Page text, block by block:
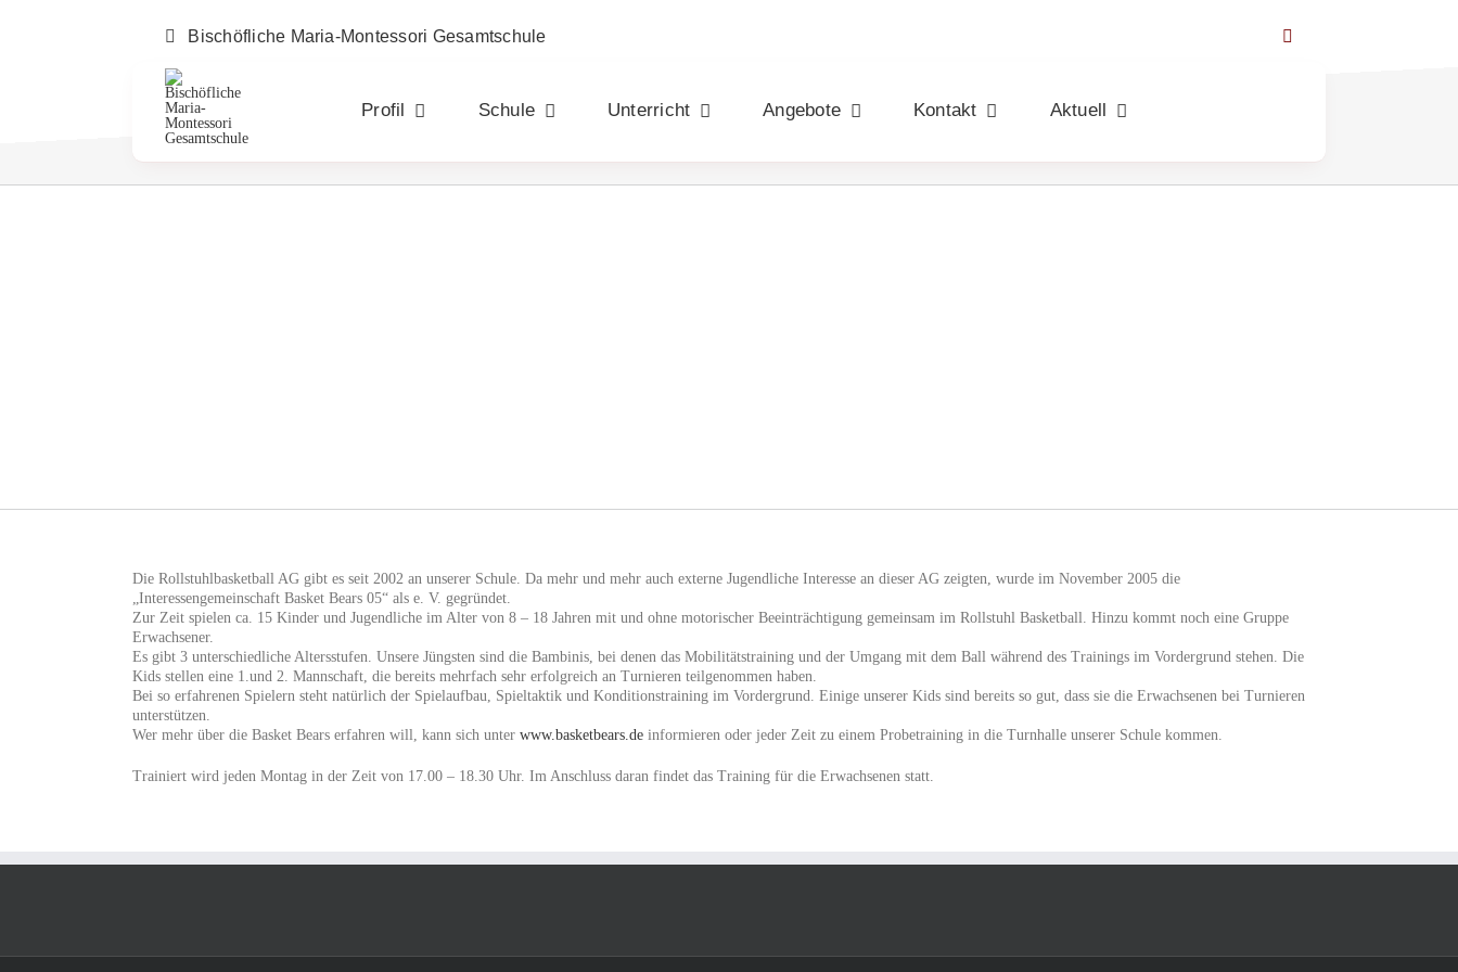
Bischöfliche Maria-Montessori Gesamtschule
Profil Schule Unterricht Angebote Kontakt Aktuell
Die Rollstuhlbasketball AG gibt es seit 2002 an unserer Schule. Da mehr und mehr auch externe Jugendliche Interesse an dieser AG zeigten, wurde im November 2005 die
„Interessengemeinschaft Basket Bears 05“ als e. V. gegründet.
Zur Zeit spielen ca. 15 Kinder und Jugendliche im Alter von 8 – 18 Jahren mit und ohne motorischer Beeinträchtigung gemeinsam im Rollstuhl Basketball. Hinzu kommt noch eine Gruppe
Erwachsener.
Es gibt 3 unterschiedliche Altersstufen. Unsere Jüngsten sind die Bambinis, bei denen das Mobilitätstraining und der Umgang mit dem Ball während des Trainings im Vordergrund stehen. Die
Kids stellen eine 1.und 2. Mannschaft, die bereits mehrfach sehr erfolgreich an Turnieren teilgenommen haben.
Bei so erfahrenen Spielern steht natürlich der Spielaufbau, Spieltaktik und Konditionstraining im Vordergrund. Einige unserer Kids sind bereits so gut, dass sie die Erwachsenen bei Turnieren
unterstützen.
Wer mehr über die Basket Bears erfahren will, kann sich unter www.basketbears.de informieren oder jeder Zeit zu einem Probetraining in die Turnhalle unserer Schule kommen.
Trainiert wird jeden Montag in der Zeit von 17.00 – 18.30 Uhr. Im Anschluss daran findet das Training für die Erwachsenen statt.